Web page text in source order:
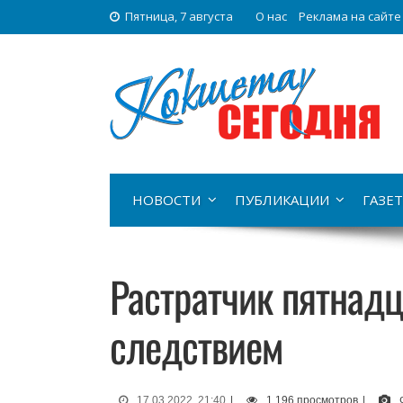
Пятница, 7 августа О нас Реклама на сайте
НОВОСТИ ПУБЛИКАЦИИ
Растратчик
следствием
17.03.2022, 21:40 | 1 196 просмотров |